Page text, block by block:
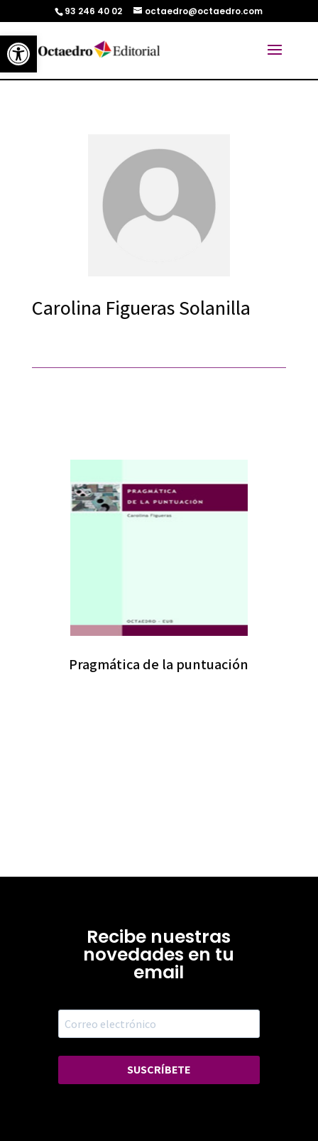
Abrir barra de herramientas
93 246 40 02 octaedro@octaedro.com
Carolina Figueras Solanilla
Pragmática de la puntuación
Recibe nuestras
novedades en tu
email
SUSCRÍBETE